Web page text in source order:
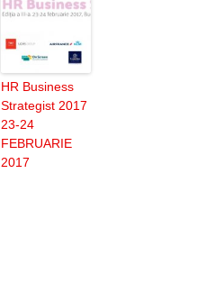
HR Business
Strategist 2017
23-24
FEBRUARIE
2017